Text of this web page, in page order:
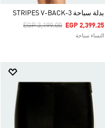
بدلة سباحة 3-STRIPES V-BACK
Price Reduced From
EGP 3,199.00ToEGP 2,399.25
النساء سباحة